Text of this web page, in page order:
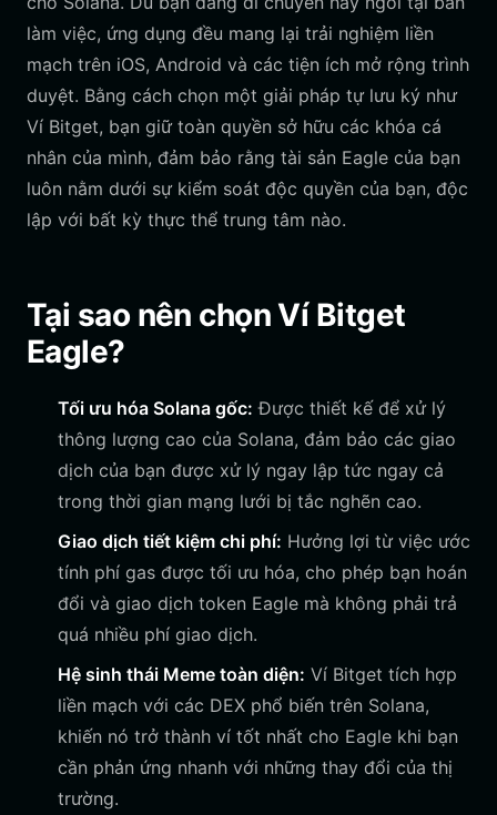
làm việc, ứng dụng đều mang lại trải nghiệm liền
mạch trên iOS, Android và các tiện ích mở rộng trình
duyệt. Bằng cách chọn một giải pháp tự lưu ký như
Ví Bitget, bạn giữ toàn quyền sở hữu các khóa cá
nhân của mình, đảm bảo rằng tài sản Eagle của bạn
luôn nằm dưới sự kiểm soát độc quyền của bạn, độc
lập với bất kỳ thực thể trung tâm nào.
Tại sao nên chọn Ví Bitget
Eagle?
Tối ưu hóa Solana gốc: Được thiết kế để xử lý
thông lượng cao của Solana, đảm bảo các giao
dịch của bạn được xử lý ngay lập tức ngay cả
trong thời gian mạng lưới bị tắc nghẽn cao.
Giao dịch tiết kiệm chi phí: Hưởng lợi từ việc ước
tính phí gas được tối ưu hóa, cho phép bạn hoán
đổi và giao dịch token Eagle mà không phải trả
quá nhiều phí giao dịch.
Hệ sinh thái Meme toàn diện: Ví Bitget tích hợp
liền mạch với các DEX phổ biến trên Solana,
khiến nó trở thành ví tốt nhất cho Eagle khi bạn
cần phản ứng nhanh với những thay đổi của thị
trường.